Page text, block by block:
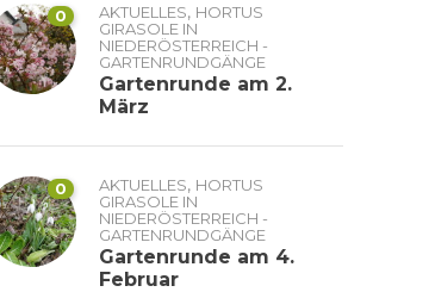
0 AKTUELLES, HORTUS
GIRASOLE IN
NIEDERÖSTERREICH -
GARTENRUNDGÄNGE
Gartenrunde am 2.
März
0 AKTUELLES, HORTUS
GIRASOLE IN
NIEDERÖSTERREICH -
GARTENRUNDGÄNGE
Gartenrunde am 4.
Februar